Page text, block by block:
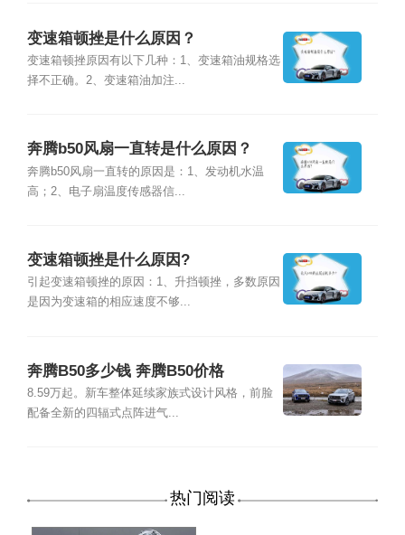
变速箱顿挫是什么原因？
变速箱顿挫原因有以下几种：1、变速箱油规格选
择不正确。2、变速箱油加注...
奔腾b50风扇一直转是什么原因？
奔腾b50风扇一直转的原因是：1、发动机水温
高；2、电子扇温度传感器信...
变速箱顿挫是什么原因?
引起变速箱顿挫的原因：1、升挡顿挫，多数原因
是因为变速箱的相应速度不够...
奔腾B50多少钱 奔腾B50价格
8.59万起。新车整体延续家族式设计风格，前脸
配备全新的四辐式点阵进气...
热门阅读